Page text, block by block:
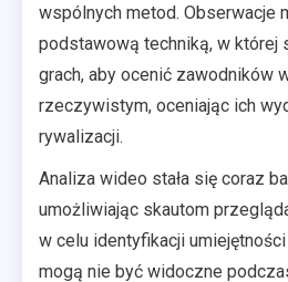
wspólnych metod. Obserwacje
podstawową techniką, w której
grach, aby ocenić zawodników
rzeczywistym, oceniając ich
rywalizacji.
Analiza wideo stała się coraz
umożliwiając skautom
w celu identyfikacji umiejętności
mogą nie być widoczne